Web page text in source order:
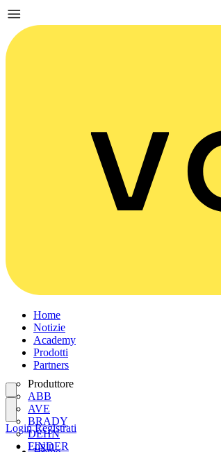
Home
Notizie
Academy
Prodotti
Partners
Produttore
ABB
AVE
BRADY
DEHN
FINDER
Login
Login Registrati